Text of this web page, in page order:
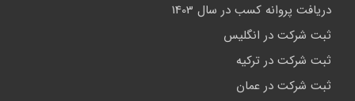
دریافت پروانه کسب در سال 1403
ثبت شرکت در انگلیس
ثبت شرکت در ترکیه
ثبت شرکت در عمان